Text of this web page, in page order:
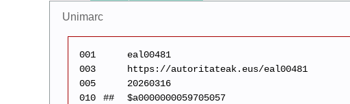
Unimarc
001
eal00481
003
https://autoritateak.eus/eal00481
005
20260316
010
##
$a0000000059705057